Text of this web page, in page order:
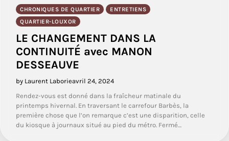
CHRONIQUES DE QUARTIER
ENTRETIENS
QUARTIER-LOUXOR
LE CHANGEMENT DANS LA
CONTINUITÉ avec MANON
DESSEAUVE
by Laurent Laborieavril 24, 2024
Rendez-vous est donné dans la fraîcheur matinale du
printemps hivernal. En traversant le carrefour Barbès, la
première chose que l’on remarque c’est une disparition, celle
du kiosque à journaux situé au pied du métro. Fermé…